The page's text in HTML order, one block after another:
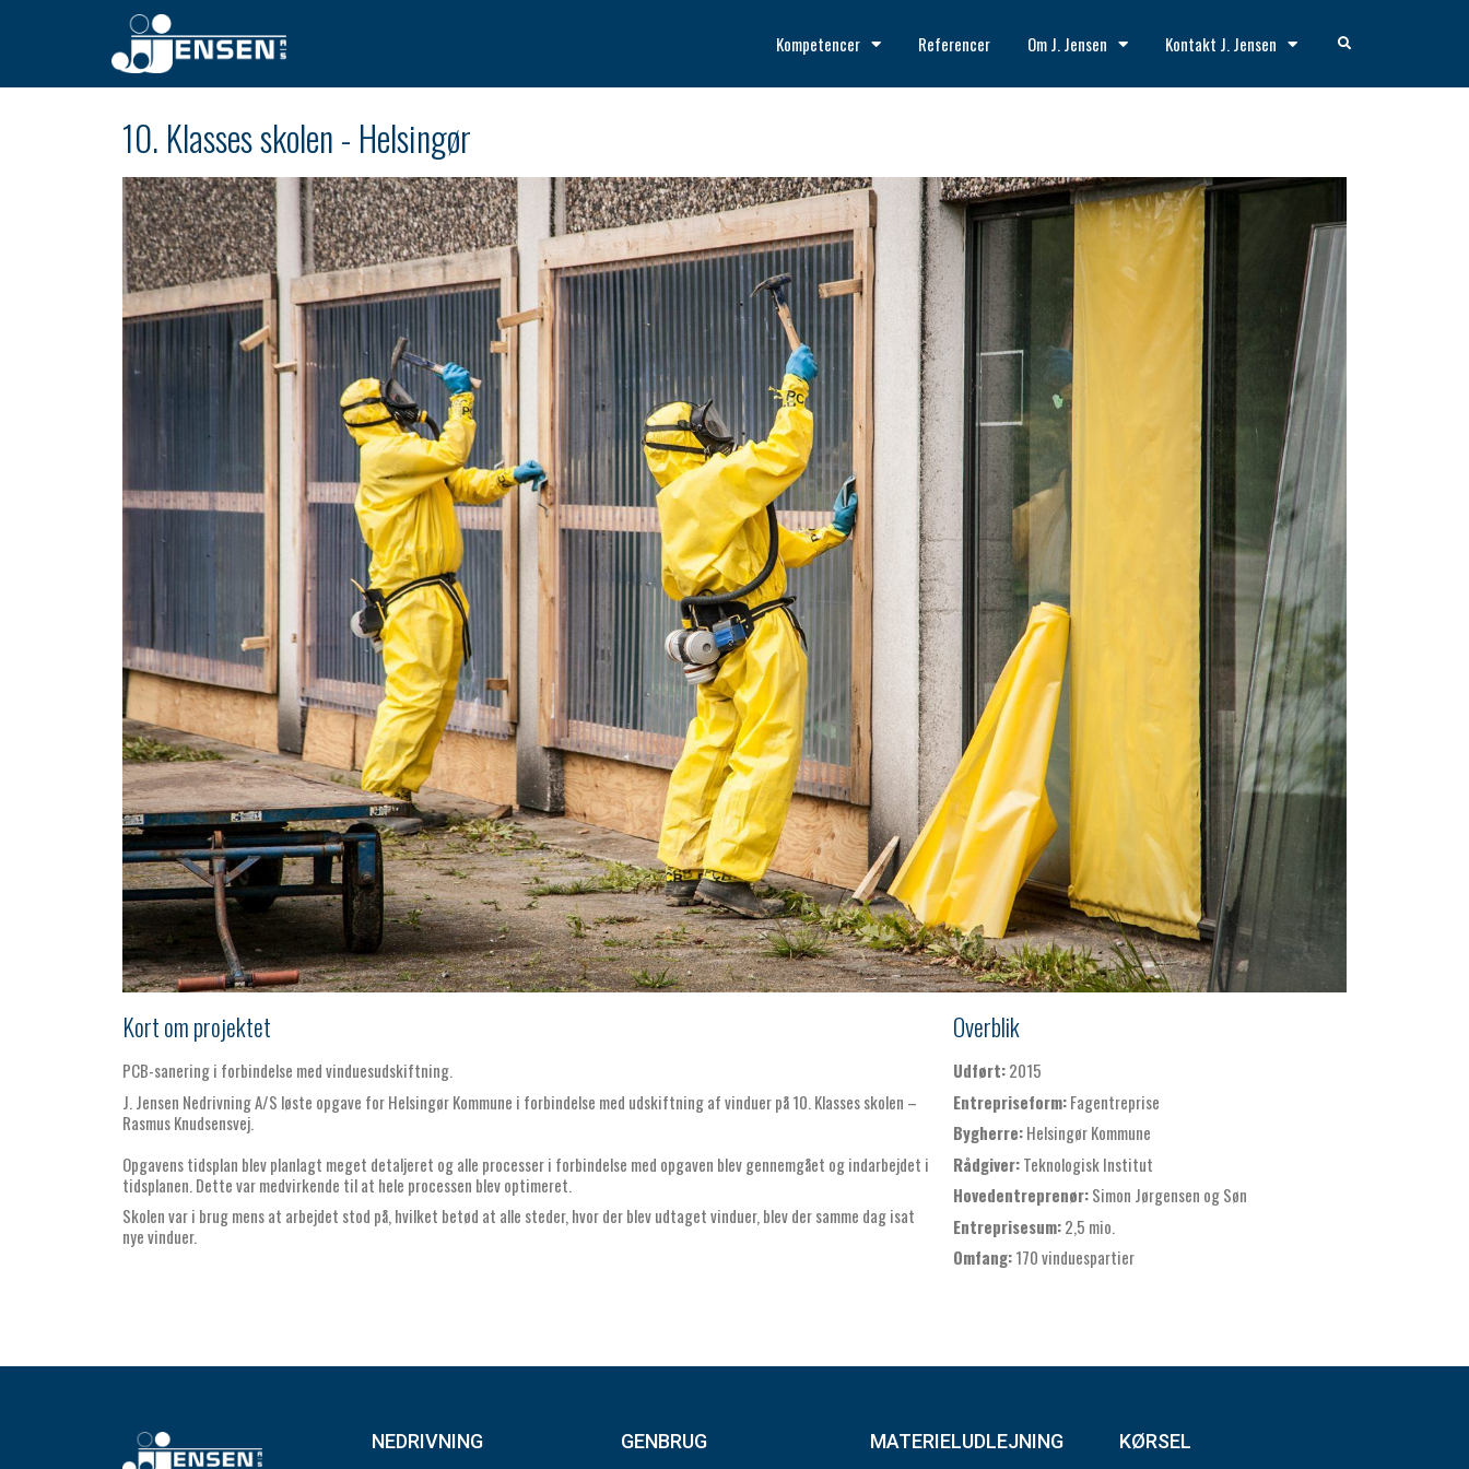
Kompetencer Referencer Om J. Jensen Kontakt J. Jensen
10. Klasses skolen - Helsingør
Kort om projektet
PCB-sanering i forbindelse med vinduesudskiftning.
J. Jensen Nedrivning A/S løste opgave for Helsingør Kommune i forbindelse med udskiftning af vinduer på 10. Klasses skolen –
Rasmus Knudsensvej.
Opgavens tidsplan blev planlagt meget detaljeret og alle processer i forbindelse med opgaven blev gennemgået og indarbejdet i
tidsplanen. Dette var medvirkende til at hele processen blev optimeret.
Skolen var i brug mens at arbejdet stod på, hvilket betød at alle steder, hvor der blev udtaget vinduer, blev der samme dag isat
nye vinduer.
Overblik
Udført:2015
Entrepriseform:Fagentreprise
Bygherre:Helsingør Kommune
Rådgiver:Teknologisk Institut
Hovedentreprenør:Simon Jørgensen og Søn
Entreprisesum:2,5 mio.
Omfang:170 vinduespartier
NEDRIVNING GENBRUG MATERIELUDLEJNING KØRSEL